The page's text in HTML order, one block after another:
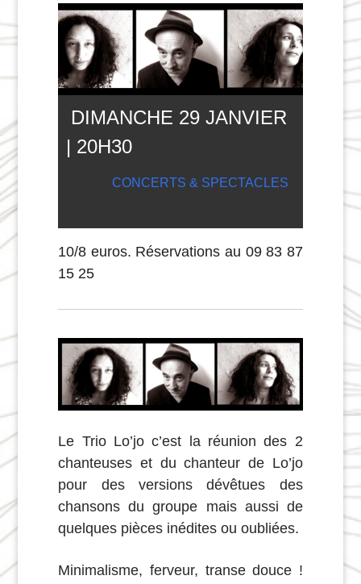
DIMANCHE 29 JANVIER
| 20H30
CONCERTS & SPECTACLES
10/8 euros. Réservations au 09 83 87
15 25
Le Trio Lo’jo c’est la réunion des 2
chanteuses et du chanteur de Lo’jo
pour des versions dévêtues des
chansons du groupe mais aussi de
quelques pièces inédites ou oubliées.
Minimalisme, ferveur, transe douce !